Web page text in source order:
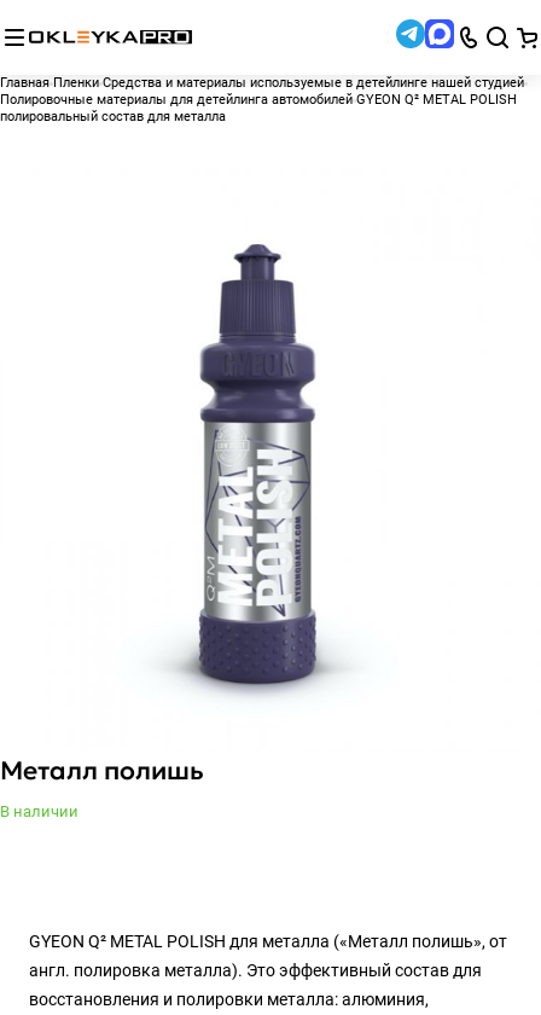
Главная Пленки Средства и материалы используемые в детейлинге нашей студией
Полировочные материалы для детейлинга автомобилей GYEON Q² METAL POLISH
полировальный состав для металла
Металл полишь
В наличии
GYEON Q² METAL POLISH для металла («Металл полишь», от
англ. полировка металла). Это эффективный состав для
восстановления и полировки металла: алюминия,